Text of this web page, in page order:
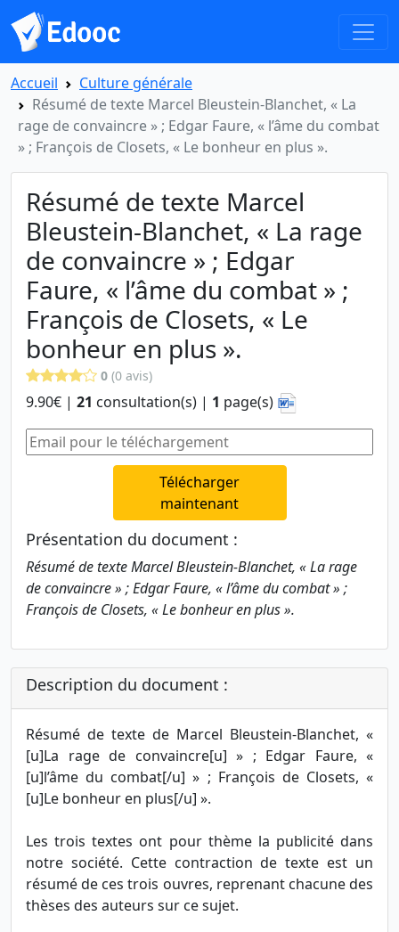
Accueil
Culture générale
Résumé de texte Marcel Bleustein-Blanchet, « La
rage de convaincre » ; Edgar Faure, « l’âme du combat
» ; François de Closets, « Le bonheur en plus ».
Résumé de texte Marcel
Bleustein-Blanchet, « La rage
de convaincre » ; Edgar
Faure, « l’âme du combat » ;
François de Closets, « Le
bonheur en plus ».
0 (0 avis)
9.90€ | 21 consultation(s) | 1 page(s)
Télécharger
maintenant
Présentation du document :
Résumé de texte Marcel Bleustein-Blanchet, « La rage
de convaincre » ; Edgar Faure, « l’âme du combat » ;
François de Closets, « Le bonheur en plus ».
Description du document :
Résumé de texte de Marcel Bleustein-Blanchet, «
[u]La rage de convaincre[u] » ; Edgar Faure, «
[u]l’âme du combat[/u] » ; François de Closets, «
[u]Le bonheur en plus[/u] ».
Les trois textes ont pour thème la publicité dans
notre société. Cette contraction de texte est un
résumé de ces trois ouvres, reprenant chacune des
thèses des auteurs sur ce sujet.